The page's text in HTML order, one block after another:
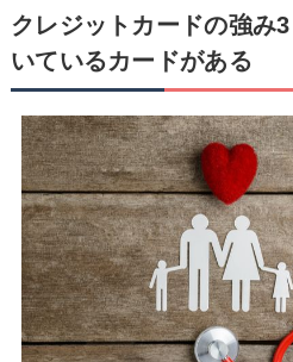
クレジットカードの強み
いているカードがある